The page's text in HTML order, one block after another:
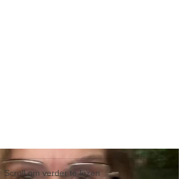
Scroll om verder te lezen